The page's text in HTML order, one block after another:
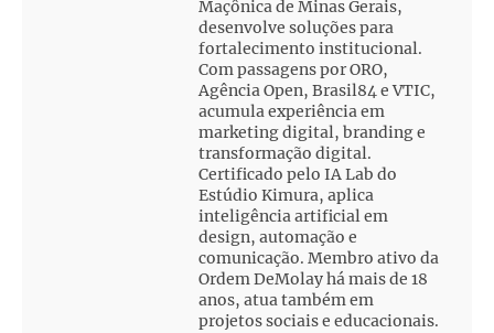
Maçônica de Minas Gerais,
desenvolve soluções para
fortalecimento institucional.
Com passagens por ORO,
Agência Open, Brasil84 e VTIC,
acumula experiência em
marketing digital, branding e
transformação digital.
Certificado pelo IA Lab do
Estúdio Kimura, aplica
inteligência artificial em
design, automação e
comunicação. Membro ativo da
Ordem DeMolay há mais de 18
anos, atua também em
projetos sociais e educacionais.